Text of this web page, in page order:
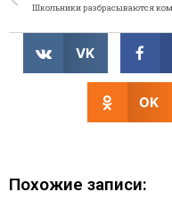
VK
OK
Похожие записи: